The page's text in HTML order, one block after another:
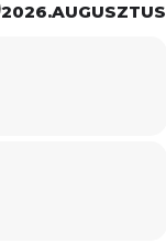
2026.AUGUSZTUS